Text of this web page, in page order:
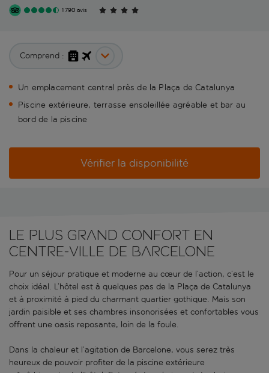
1 790 avis
Comprend :
Un emplacement central près de la Plaça de Catalunya
Piscine extérieure, terrasse ensoleillée agréable et bar au
bord de la piscine
Vérifier la disponibilité
Le plus grand confort en
centre-ville de Barcelone
Pour un séjour pratique et moderne au cœur de l’action, c’est le
choix idéal. L’hôtel est à quelques pas de la Plaça de Catalunya
et à proximité à pied du charmant quartier gothique. Mais son
jardin paisible et ses chambres insonorisées et confortables vous
offrent une oasis reposante, loin de la foule.
Dans la chaleur et l’agitation de Barcelone, vous serez très
heureux de pouvoir profiter de la piscine extérieure